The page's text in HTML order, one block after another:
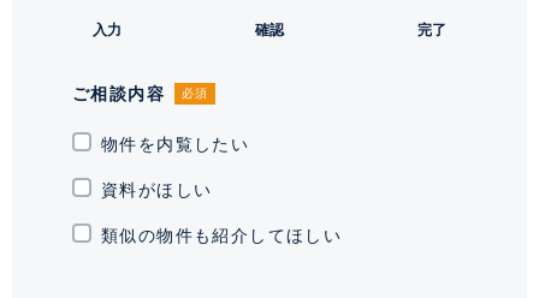
2008年9月
入居可能日 要相談
駐車場 有 1台 39,600円
駐輪場・バイク置
き場
ラック式:月額550円(税込)、 バイ
入力 確認 完了
ご相談内容 必須
物件を内覧したい
資料がほしい
類似の物件も紹介してほしい